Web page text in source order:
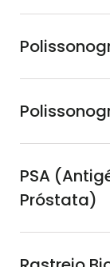
PSA
Próstata)